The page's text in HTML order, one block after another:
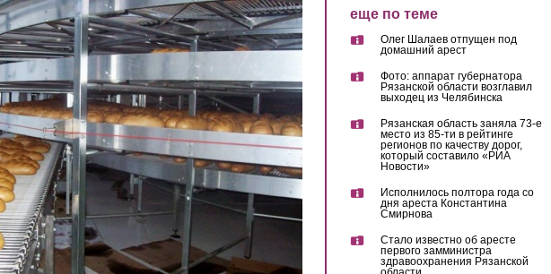
еще по теме
Олег Шалаев отпущен под
домашний арест
Фото: аппарат губернатора
Рязанской области возглавил
выходец из Челябинска
Рязанская область заняла 73-е
место из 85-ти в рейтинге
регионов по качеству дорог,
который составило «РИА
Новости»
Исполнилось полтора года со
дня ареста Константина
Смирнова
Стало известно об аресте
первого замминистра
здравоохранения Рязанской